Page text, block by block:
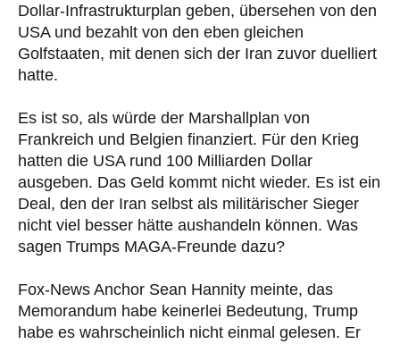
Dollar-Infrastrukturplan geben, übersehen von den
USA und bezahlt von den eben gleichen
Golfstaaten, mit denen sich der Iran zuvor duelliert
hatte.
Es ist so, als würde der Marshallplan von
Frankreich und Belgien finanziert. Für den Krieg
hatten die USA rund 100 Milliarden Dollar
ausgeben. Das Geld kommt nicht wieder. Es ist ein
Deal, den der Iran selbst als militärischer Sieger
nicht viel besser hätte aushandeln können. Was
sagen Trumps MAGA-Freunde dazu?
Fox-News Anchor Sean Hannity meinte, das
Memorandum habe keinerlei Bedeutung, Trump
habe es wahrscheinlich nicht einmal gelesen. Er